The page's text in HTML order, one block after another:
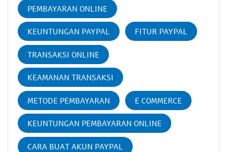
PEMBAYARAN ONLINE
KEUNTUNGAN PAYPAL FITUR PAYPAL
TRANSAKSI ONLINE
KEAMANAN TRANSAKSI
METODE PEMBAYARAN E COMMERCE
KEUNTUNGAN PEMBAYARAN ONLINE
CARA BUAT AKUN PAYPAL